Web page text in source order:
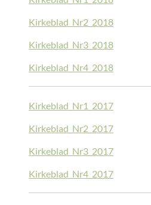
Kirkeblad_Nr2_2018
Kirkeblad_Nr3_2018
Kirkeblad_Nr4_2018
Kirkeblad_Nr1_2017
Kirkeblad_Nr2_2017
Kirkeblad_Nr3_2017
Kirkeblad_Nr4_2017